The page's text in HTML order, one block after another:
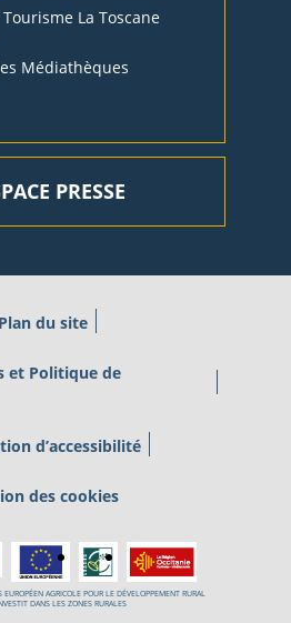
La Toscane
Médiathèques
PRESSE
Plan du site
et Politique de
d’accessibilité
des cookies
EUROPÉEN AGRICOLE POUR LE DÉVELOPPEMENT RURAL
DANS LES ZONES RURALES